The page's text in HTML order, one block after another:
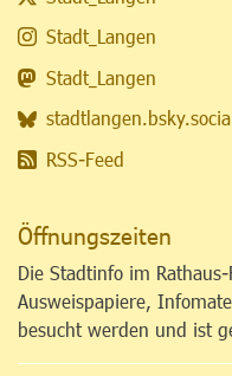
Stadt_Langen
Stadt_Langen
RSS-Feed
Öffnungszeiten
Die Stadtinfo im
Ausweispapiere,
besucht werden und ist